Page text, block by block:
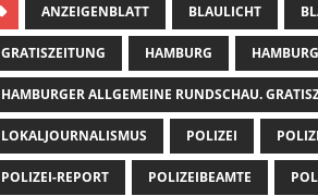
ANZEIGENBLATT BLAULICHT
GRATISZEITUNG HAMBURG
HAMBURGER ALLGEMEINE RUNDSCHAU.
LOKALJOURNALISMUS POLIZEI
POLIZEI-REPORT POLIZEIBEAMTE